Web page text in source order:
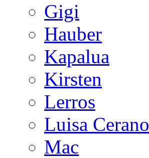
Gigi
Hauber
Kapalua
Kirsten
Lerros
Luisa Cerano
Mac